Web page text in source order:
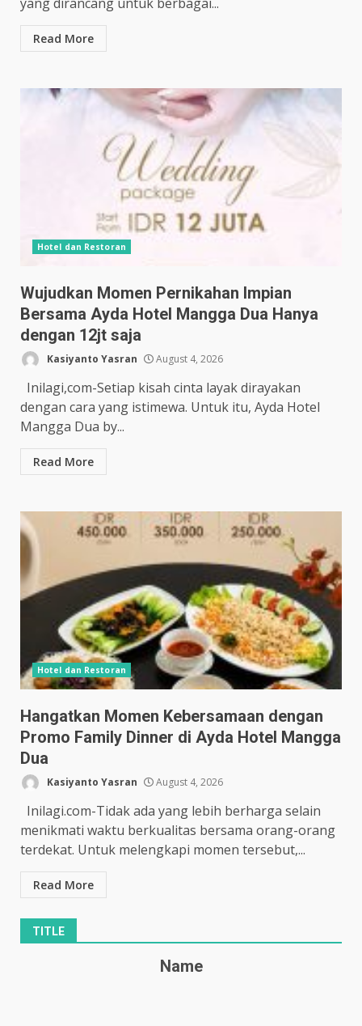
Read More
Hotel dan Restoran
Wujudkan Momen Pernikahan Impian
Bersama Ayda Hotel Mangga Dua Hanya
dengan 12jt saja
Kasiyanto Yasran August 4, 2026
Inilagi,com-Setiap kisah cinta layak dirayakan
dengan cara yang istimewa. Untuk itu, Ayda Hotel
Mangga Dua by...
Read More
Hotel dan Restoran
Hangatkan Momen Kebersamaan dengan
Promo Family Dinner di Ayda Hotel Mangga
Dua
Kasiyanto Yasran August 4, 2026
Inilagi.com-Tidak ada yang lebih berharga selain
menikmati waktu berkualitas bersama orang-orang
terdekat. Untuk melengkapi momen tersebut,...
Read More
TITLE
Name